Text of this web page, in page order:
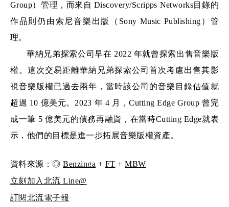
Group）管理，而來自 Discovery/Scripps Networks目錄的
作品則仍由索尼音樂出版（Sony Music Publishing）管
理。
華納兄弟探索公司早在 2022 年就曾探索出售音樂版
權。這次交易距離華納兄弟探索公司首次考慮出售其影
視音樂版權已過去兩年，當時該公司的音樂目錄估值就
超過 10 億美元。2023 年 4 月，Cutting Edge Group 曾完
成一筆 5 億美元的債務再融資，在當時Cutting Edge就表
示，他們的目標是進一步拓展音樂版權資產。
資料來源：◎ Benzinga + FT + MBW
立刻加入北流 Line@
訂閱北流電子報